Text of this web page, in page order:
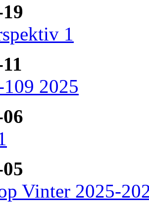
1
2025
Vinter 2025-